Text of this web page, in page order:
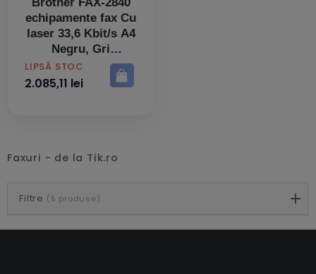
Filtre (5 produse)
echipamente fax Cu
laser 33,6 Kbit/s A4
Negru, Gri
PRET
LIPSĂ STOC
2.085,11 lei
Faxuri - de la Tik.ro